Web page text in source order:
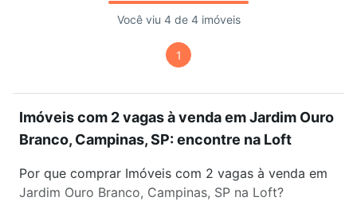
Você viu 4 de 4 imóveis
1
Imóveis com 2 vagas à venda em Jardim Ouro
Branco, Campinas, SP: encontre na Loft
Por que comprar Imóveis com 2 vagas à venda em
Jardim Ouro Branco, Campinas, SP na Loft?